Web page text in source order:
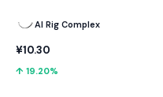
AI Rig Complex
¥10.30
↑ 19.20%